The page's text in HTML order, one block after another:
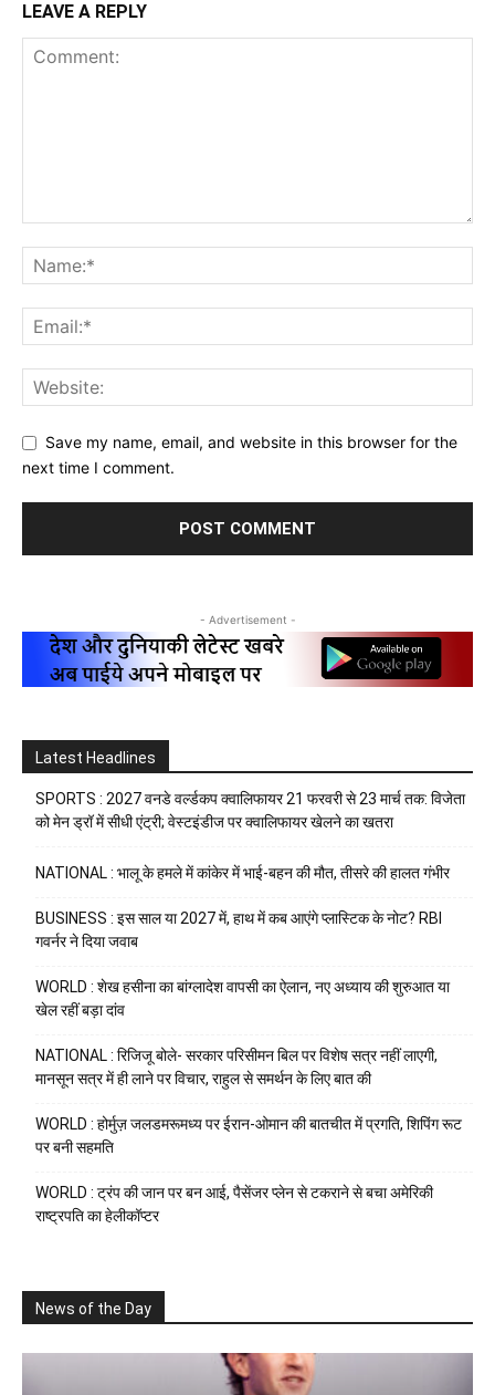
LEAVE A REPLY
Save my name, email, and website in this browser for the
next time I comment.
- Advertisement -
Latest Headlines
SPORTS : 2027 वनडे वर्ल्डकप क्वालिफायर 21 फरवरी से 23 मार्च तक: विजेता
को मेन ड्रॉ में सीधी एंट्री; वेस्टइंडीज पर क्वालिफायर खेलने का खतरा
NATIONAL : भालू के हमले में कांकेर में भाई-बहन की मौत, तीसरे की हालत गंभीर
BUSINESS : इस साल या 2027 में, हाथ में कब आएंगे प्लास्टिक के नोट? RBI
गवर्नर ने दिया जवाब
WORLD : शेख हसीना का बांग्लादेश वापसी का ऐलान, नए अध्याय की शुरुआत या
खेल रहीं बड़ा दांव
NATIONAL : रिजिजू बोले- सरकार परिसीमन बिल पर विशेष सत्र नहीं लाएगी,
मानसून सत्र में ही लाने पर विचार, राहुल से समर्थन के लिए बात की
WORLD : होर्मुज़ जलडमरूमध्य पर ईरान-ओमान की बातचीत में प्रगति, शिपिंग रूट
पर बनी सहमति
WORLD : ट्रंप की जान पर बन आई, पैसेंजर प्लेन से टकराने से बचा अमेरिकी
राष्ट्रपति का हेलीकॉप्टर
News of the Day